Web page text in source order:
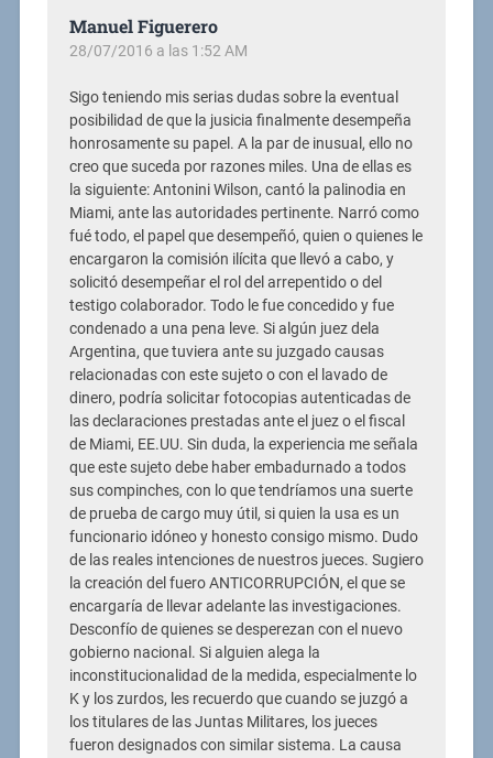
Manuel Figuerero
28/07/2016 a las 1:52 AM
Sigo teniendo mis serias dudas sobre la eventual
posibilidad de que la jusicia finalmente desempeña
honrosamente su papel. A la par de inusual, ello no
creo que suceda por razones miles. Una de ellas es
la siguiente: Antonini Wilson, cantó la palinodia en
Miami, ante las autoridades pertinente. Narró como
fué todo, el papel que desempeñó, quien o quienes le
encargaron la comisión ilícita que llevó a cabo, y
solicitó desempeñar el rol del arrepentido o del
testigo colaborador. Todo le fue concedido y fue
condenado a una pena leve. Si algún juez dela
Argentina, que tuviera ante su juzgado causas
relacionadas con este sujeto o con el lavado de
dinero, podría solicitar fotocopias autenticadas de
las declaraciones prestadas ante el juez o el fiscal
de Miami, EE.UU. Sin duda, la experiencia me señala
que este sujeto debe haber embadurnado a todos
sus compinches, con lo que tendríamos una suerte
de prueba de cargo muy útil, si quien la usa es un
funcionario idóneo y honesto consigo mismo. Dudo
de las reales intenciones de nuestros jueces. Sugiero
la creación del fuero ANTICORRUPCIÓN, el que se
encargaría de llevar adelante las investigaciones.
Desconfío de quienes se desperezan con el nuevo
gobierno nacional. Si alguien alega la
inconstitucionalidad de la medida, especialmente lo
K y los zurdos, les recuerdo que cuando se juzgó a
los titulares de las Juntas Militares, los jueces
fueron designados con similar sistema. La causa